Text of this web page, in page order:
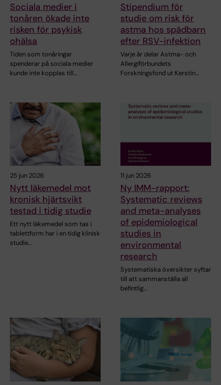
Sociala medier i
tonåren ökade inte
risken för psykisk
ohälsa
Tiden som tonåringar
spenderar på sociala medier
kunde inte kopplas till…
Stipendium för
studie om risk för
astma hos spädbarn
efter RSV-infektion
Varje år delar Astma- och
Allergiförbundets
Forskningsfond ut Kerstin…
25 jun 2026
Nytt läkemedel mot
kronisk hjärtsvikt
testad i tidig studie
Ett nytt läkemedel som tas i
tablettform har i en tidig klinisk
studie…
11 jun 2026
Ny IMM-rapport:
Systematic reviews
and meta-analyses
of epidemiological
studies in
environmental
research
Systematiska översikter syftar
till att sammanställa all
befintlig…